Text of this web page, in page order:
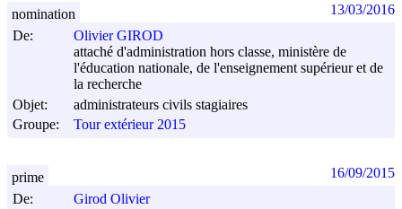
De:
Olivier GIROD
attaché d'administration hors classe, ministère de
l'éducation nationale, de l'enseignement supérieur et de
la recherche
Objet:
administrateurs civils stagiaires
Groupe:
Tour extérieur 2015
nomination 13/03/2016
De:
Girod Olivier
prime 16/09/2015